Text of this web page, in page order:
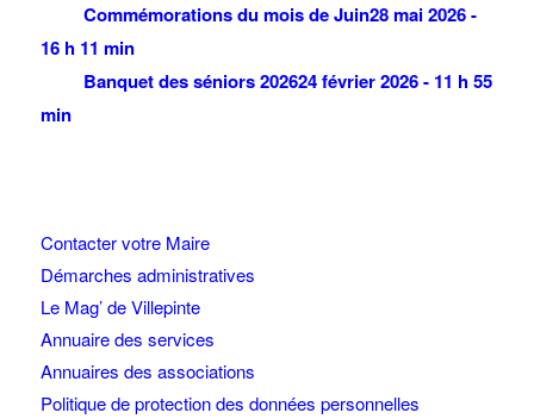
Commémorations du mois de Juin28 mai 2026 -
16 h 11 min
Banquet des séniors 202624 février 2026 - 11 h 55
min
Contacter votre Maire
Démarches administratives
Le Mag’ de Villepinte
Annuaire des services
Annuaires des associations
Politique de protection des données personnelles